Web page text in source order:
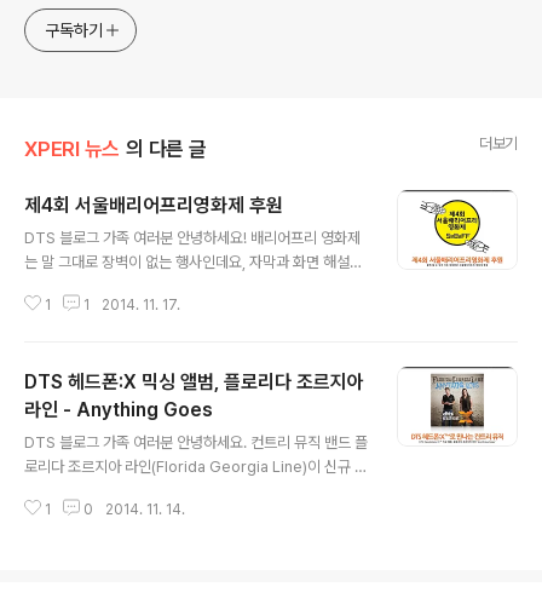
구독하기
XPERI 뉴스 의 다른 글 더보기
제4회 서울배리어프리영화제 후원
DTS 블로그 가족 여러분 안녕하세요! 배리어프리 영화제
는 말 그대로 장벽이 없는 행사인데요, 자막과 화면 해설이
영화를 상영하는 영화제입니다. 지난 11월 13일부터 16일
만났습니다. 얼마 전 기사를 통해 DTS 코리아가 제4회 서
울배리어프리영화제와 함께 한다는 것을 알려드렸는데요.
모두 기억하시죠? (기사 보러가기) ▲ 제4회 서울배리어프
리영화제 포스터 DTS 코리아는 조그마한 보탬이 되고자
영화제 기간 중 마련된 후원의 밤에 호스트로 참여했는데
요. 영화제에 귀한 걸음을 해주신 분들께 재미난 영화와 맛
1 1 2014. 11. 17.
DTS 헤드폰:X 믹싱 앨범, 플로리다 조르지아
라인 - Anything Goes
DTS 블로그 가족 여러분 안녕하세요. 컨트리 뮤직 밴드 플
로리다 조르지아 라인(Florida Georgia Line)이 신규 앨
라인은 브라이언 켈리(Brian Kelley), 타일러 허바드(Tyl
1 0 2014. 11. 14.